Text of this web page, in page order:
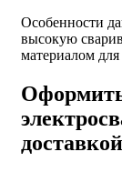
Особенности
высокую
материалом
Оформить
доставкой